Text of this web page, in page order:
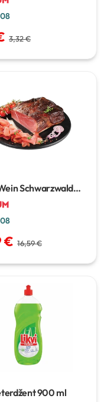
3,32 €
Schwarzwald
€ 16,59 €
900 ml